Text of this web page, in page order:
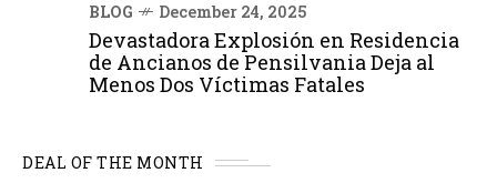
BLOG December 24, 2025
Devastadora Explosión en Residencia
de Ancianos de Pensilvania Deja al
Menos Dos Víctimas Fatales
DEAL OF THE MONTH